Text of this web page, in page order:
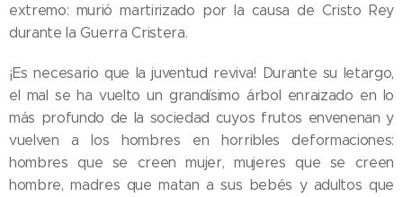
extremo: murió martirizado por la causa de Cristo Rey
durante la Guerra Cristera.
¡Es necesario que la juventud reviva! Durante su letargo,
el mal se ha vuelto un grandísimo árbol enraizado en lo
más profundo de la sociedad cuyos frutos envenenan y
vuelven a los hombres en horribles deformaciones:
hombres que se creen mujer, mujeres que se creen
hombre, madres que matan a sus bebés y adultos que